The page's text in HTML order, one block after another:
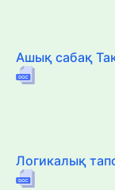
Ашық сабақ
Логикалық